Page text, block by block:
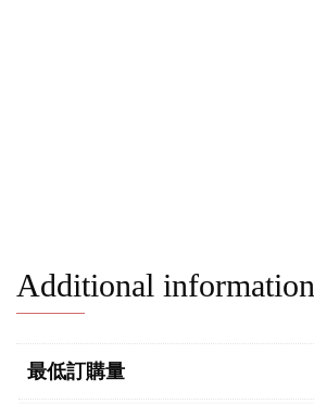
Additional information
最低訂購量